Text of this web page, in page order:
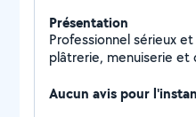
Présentation
Professionnel sérieux
plâtrerie, menuiserie et
petits travaux de menuiserie,
Aucun avis pour